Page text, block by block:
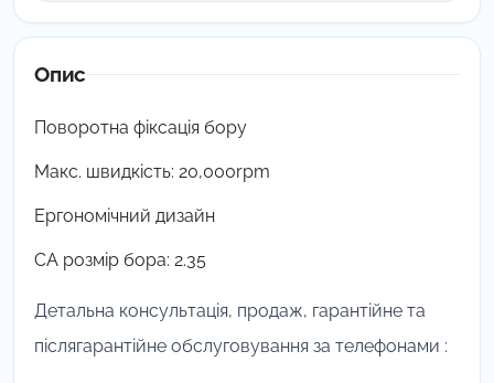
Опис
Поворотна фіксація бору
Макс. швидкість: 20,000rpm
Ергономічний дизайн
СА розмір бора: 2.35
Детальна консультація, продаж, гарантійне та
післягарантійне обслуговування за телефонами :